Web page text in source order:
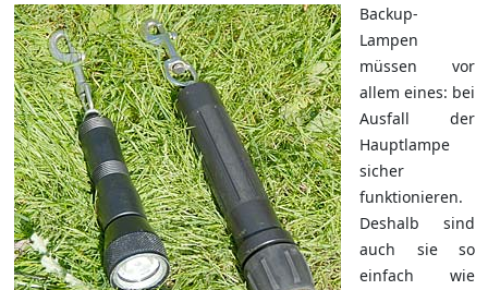
Backup-
Lampen
müssen vor
allem eines: bei
Ausfall der
Hauptlampe
sicher
funktionieren.
Deshalb sind
auch sie so
einfach wie